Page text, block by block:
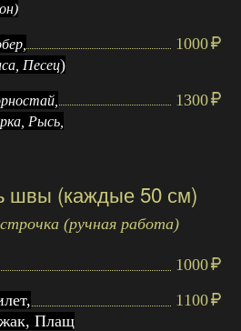
Песец)
1000
Рысь,
1300
швы (каждые 50 см)
(ручная работа)
1000
Плащ
1100